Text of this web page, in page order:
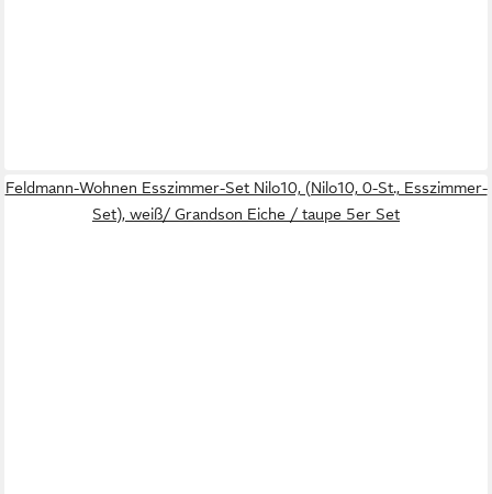
Feldmann-Wohnen Esszimmer-Set Nilo10, (Nilo10, 0-St., Esszimmer-
Set), weiß/ Grandson Eiche / taupe 5er Set